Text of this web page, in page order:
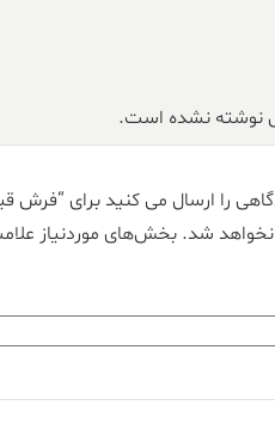
نوشته نشده است.
می کنید برای “فرش قیطران ۱۵۰۰ شانه طرح
شد. بخش‌های موردنیاز